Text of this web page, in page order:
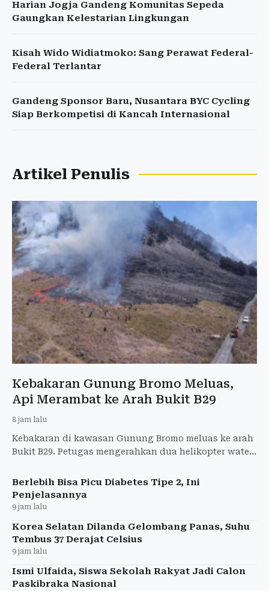
Harian Jogja Gandeng Komunitas Sepeda
Gaungkan Kelestarian Lingkungan
Kisah Wido Widiatmoko: Sang Perawat Federal-
Federal Terlantar
Gandeng Sponsor Baru, Nusantara BYC Cycling
Siap Berkompetisi di Kancah Internasional
Artikel Penulis
Kebakaran Gunung Bromo Meluas,
Api Merambat ke Arah Bukit B29
8 jam lalu
Kebakaran di kawasan Gunung Bromo meluas ke arah
Bukit B29. Petugas mengerahkan dua helikopter water
Berlebih Bisa Picu Diabetes Tipe 2, Ini
Penjelasannya
9 jam lalu
Korea Selatan Dilanda Gelombang Panas, Suhu
Tembus 37 Derajat Celsius
9 jam lalu
Ismi Ulfaida, Siswa Sekolah Rakyat Jadi Calon
Paskibraka Nasional